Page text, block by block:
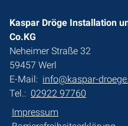
Kaspar Dröge Installation
Co.KG
Neheimer Straße 32
59457 Werl
E-Mail: info@kaspar-
Tel.: 02922 97760
Impressum